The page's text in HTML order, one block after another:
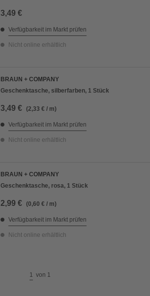
3,49 €
Verfügbarkeit im Markt prüfen
Nicht online erhältlich
BRAUN + COMPANY
Geschenktasche, silberfarben, 1 Stück
3,49 € (2,33 € / m)
Verfügbarkeit im Markt prüfen
Nicht online erhältlich
BRAUN + COMPANY
Geschenktasche, rosa, 1 Stück
2,99 € (0,60 € / m)
Verfügbarkeit im Markt prüfen
Nicht online erhältlich
1 von 1